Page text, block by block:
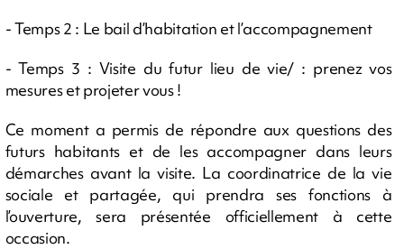
- Temps 2 : Le bail d’habitation et l’accompagnement
- Temps 3 : Visite du futur lieu de vie/ : prenez vos
mesures et projeter vous !
Ce moment a permis de répondre aux questions des
futurs habitants et de les accompagner dans leurs
démarches avant la visite. La coordinatrice de la vie
sociale et partagée, qui prendra ses fonctions à
l’ouverture, sera présentée officiellement à cette
occasion.